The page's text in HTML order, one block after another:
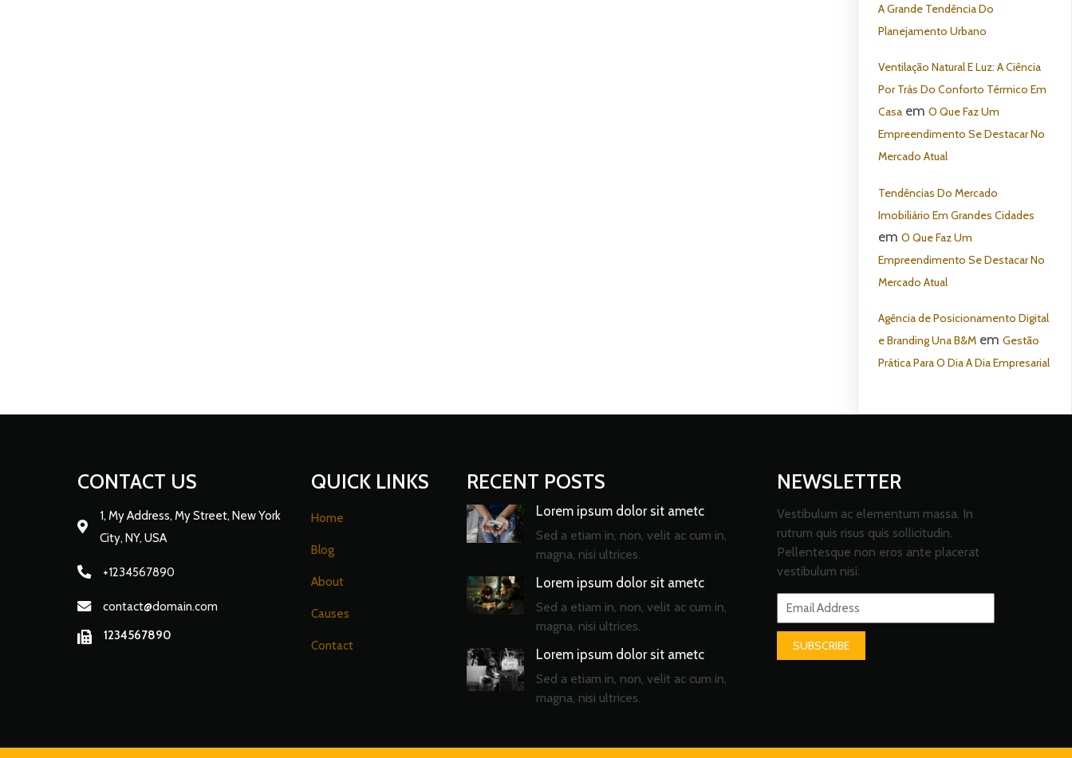
A Grande Tendência Do
Planejamento Urbano
Ventilação Natural E Luz: A Ciência
Por Trás Do Conforto Térmico Em
Casa emO Que Faz Um
Empreendimento Se Destacar No
Mercado Atual
Tendências Do Mercado
Imobiliário Em Grandes Cidades
emO Que Faz Um
Empreendimento Se Destacar No
Mercado Atual
Agência de Posicionamento Digital
e Branding Una B&M emGestão
Prática Para O Dia A Dia Empresarial
CONTACT US
1, My Address, My Street, New York
City, NY, USA
+1234567890
contact@domain.com
1234567890
QUICK LINKS
Home
Blog
About
Causes
Contact
RECENT POSTS
Lorem ipsum dolor sit ametc
Sed a etiam in, non, velit ac cum in,
magna, nisi ultrices.
Lorem ipsum dolor sit ametc
Sed a etiam in, non, velit ac cum in,
magna, nisi ultrices.
Lorem ipsum dolor sit ametc
Sed a etiam in, non, velit ac cum in,
magna, nisi ultrices.
NEWSLETTER
Vestibulum ac elementum massa. In
rutrum quis risus quis sollicitudin.
Pellentesque non eros ante placerat
vestibulum nisi.
SUBSCRIBE